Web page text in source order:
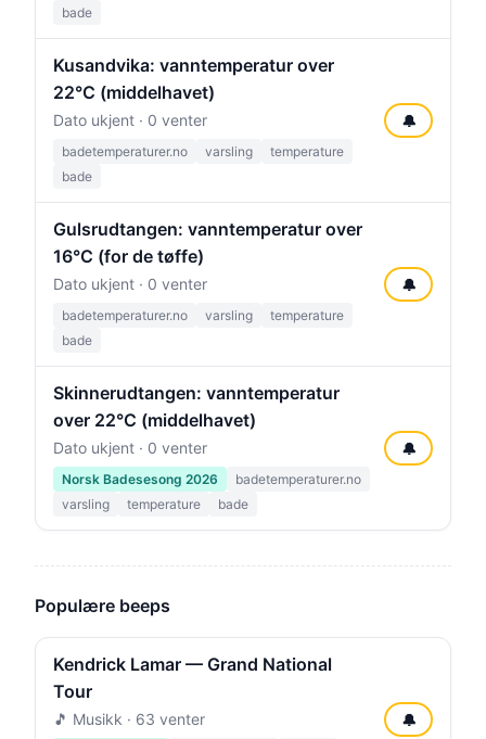
bade
Kusandvika: vanntemperatur over
22°C (middelhavet)
Dato ukjent · 0 venter
badetemperaturer.no varsling
temperature
bade
🔔
Gulsrudtangen: vanntemperatur over
16°C (for de tøffe)
Dato ukjent · 0 venter
badetemperaturer.no varsling
temperature
bade
🔔
Skinnerudtangen: vanntemperatur
over 22°C (middelhavet)
Dato ukjent · 0 venter
Norsk Badesesong 2026
badetemperaturer.no
varsling
temperature bade
🔔
Populære beeps
Kendrick Lamar — Grand National
Tour
🎵 Musikk · 63 venter 🔔